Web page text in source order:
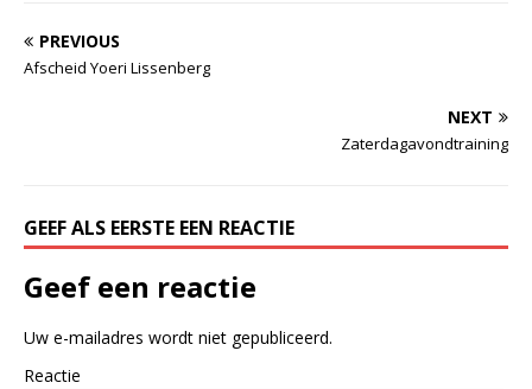
PREVIOUS
Afscheid Yoeri Lissenberg
NEXT
Zaterdagavondtraining
GEEF ALS EERSTE EEN REACTIE
Geef een reactie
Uw e-mailadres wordt niet gepubliceerd.
Reactie